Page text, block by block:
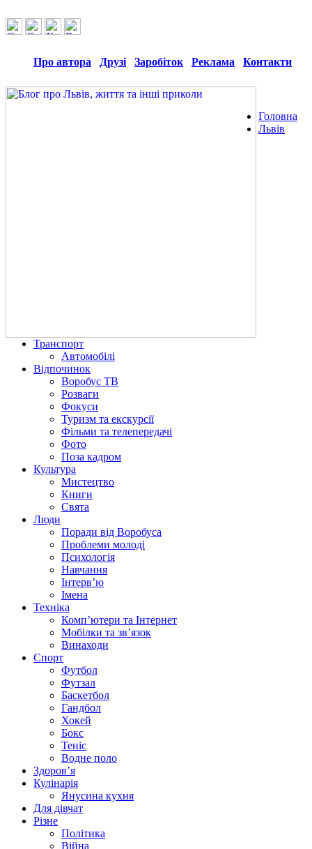
Про автора Друзі Заробіток Реклама Контакти
Головна
Львів
Транспорт
Автомобілі
Відпочинок
Воробус ТВ
Розваги
Фокуси
Туризм та екскурсії
Фільми та телепередачі
Фото
Поза кадром
Культура
Мистецтво
Книги
Свята
Люди
Поради від Воробуса
Проблеми молоді
Психологія
Навчання
Інтерв’ю
Імена
Техніка
Комп’ютери та Інтернет
Мобілки та зв’язок
Винаходи
Спорт
Футбол
Футзал
Баскетбол
Гандбол
Хокей
Бокс
Теніс
Водне поло
Здоров’я
Кулінарія
Янусина кухня
Для дівчат
Різне
Політика
Війна